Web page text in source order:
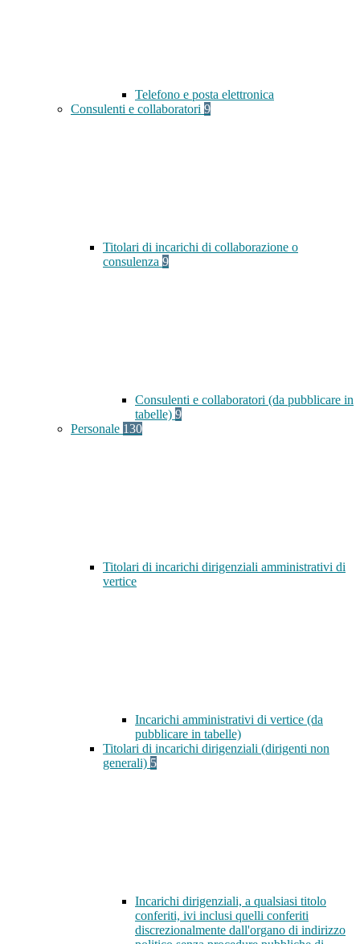
Telefono e posta elettronica
Consulenti e collaboratori 9
Titolari di incarichi di collaborazione o
consulenza 9
Consulenti e collaboratori (da pubblicare in
tabelle) 9
Personale 130
Titolari di incarichi dirigenziali amministrativi di
vertice
Incarichi amministrativi di vertice (da
pubblicare in tabelle)
Titolari di incarichi dirigenziali (dirigenti non
generali) 5
Incarichi dirigenziali, a qualsiasi titolo
conferiti, ivi inclusi quelli conferiti
discrezionalmente dall'organo di indirizzo